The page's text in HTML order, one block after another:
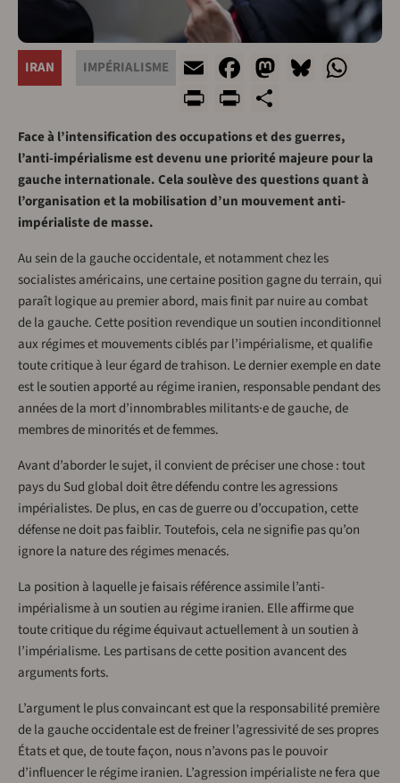
IRAN IMPÉRIALISME EmailFacebook
Mastodon
PrintPrintFriendly
Face à l’intensification des occupations et des guerres,
l’anti-impérialisme est devenu une priorité majeure pour la
gauche internationale. Cela soulève des questions quant à
l’organisation et la mobilisation d’un mouvement anti-
impérialiste de masse.
Au sein de la gauche occidentale, et notamment chez les
socialistes américains, une certaine position gagne du terrain, qui
paraît logique au premier abord, mais finit par nuire au combat
de la gauche. Cette position revendique un soutien inconditionnel
aux régimes et mouvements ciblés par l’impérialisme, et qualifie
toute critique à leur égard de trahison. Le dernier exemple en date
est le soutien apporté au régime iranien, responsable pendant des
années de la mort d’innombrables militants·e de gauche, de
membres de minorités et de femmes.
Avant d’aborder le sujet, il convient de préciser une chose : tout
pays du Sud global doit être défendu contre les agressions
impérialistes. De plus, en cas de guerre ou d’occupation, cette
défense ne doit pas faiblir. Toutefois, cela ne signifie pas qu’on
ignore la nature des régimes menacés.
La position à laquelle je faisais référence assimile l’anti-
impérialisme à un soutien au régime iranien. Elle affirme que
toute critique du régime équivaut actuellement à un soutien à
l’impérialisme. Les partisans de cette position avancent des
arguments forts.
L’argument le plus convaincant est que la responsabilité première
de la gauche occidentale est de freiner l’agressivité de ses propres
États et que, de toute façon, nous n’avons pas le pouvoir
d’influencer le régime iranien. L’agression impérialiste ne fera que